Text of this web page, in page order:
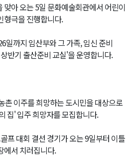
맞아 오는 5일 문화예술회관에서 어린이
형극을 진행합니다.
일까지 임산부와 그 가족, 임신 준비
반기 출산준비 교실'을 운영합니다.
촌 이주를 희망하는 도시민을 대상으로
집' 입주 희망자를 모집합니다.
프 대회 결선 경기가 오는 9일부터 이틀
에서 치러집니다.